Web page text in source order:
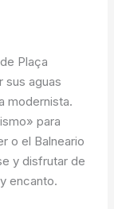
Plaça
sus aguas
modernista.
para
o el Balneario
y disfrutar de
encanto.